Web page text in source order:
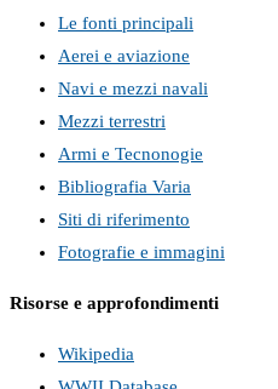
Le fonti principali
Aerei e aviazione
Navi e mezzi navali
Mezzi terrestri
Armi e Tecnonogie
Bibliografia Varia
Siti di riferimento
Fotografie e immagini
Risorse e approfondimenti
Wikipedia